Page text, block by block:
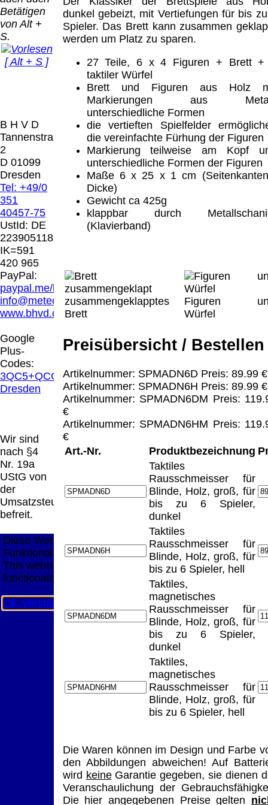
Betätigen
von Alt +
S.
[ Alt + S ]
B H V D
Tannenstrasse
2
D 01099
Dresden
Tel: +49/0
351
40457-75
UstId: DE
223905118
IK=591
420 965
PayPal:
paypal.me/blindenhilfsmittel
info@meteor.vision
www.bhvd.de
Google
Plus-
Codes:
3QC5+QCG
Dresden
Wir sind
nach §4
Nr. 19a
UStG von
der
Umsatzsteuer
befreit.
dunkel gebeizt, mit Vertiefungen für bis
Spieler. Das Brett kann zusammen
werden um Platz zu sparen.
27 Teile, 6 x 4 Figuren + Brett
taktiler Würfel
Brett und Figuren aus Holz
Markierungen aus
unterschiedliche Formen
die vertieften Spielfelder
die vereinfachte Fürhung der Figuren
Markierung teilweise am Kopf
unterschiedliche Formen der Figuren
Maße 6 x 25 x 1 cm
Dicke)
Gewicht ca 425g
klappbar durch
(Klavierband)
zusammengeklapptes
Brett
Figuren
Würfel
Preisübersicht / Bestellen
Artikelnummer: SPMADN6D Preis: 89.99 €
Artikelnummer: SPMADN6H Preis: 89.99 €
Artikelnummer: SPMADN6DM Preis:
€
Artikelnummer: SPMADN6HM Preis:
€
Art.-Nr.
Produktbezeichnung
Taktiles
Rausschmeisser für
Blinde, Holz, groß, für
bis zu 6 Spieler,
dunkel
Taktiles
Rausschmeisser für
Blinde, Holz, groß, für
bis zu 6 Spieler, hell
Taktiles,
magnetisches
Rausschmeisser für
Blinde, Holz, groß, für
bis zu 6 Spieler,
dunkel
Taktiles,
magnetisches
Rausschmeisser für
Blinde, Holz, groß, für
bis zu 6 Spieler, hell
Die Waren können im Design und Farbe
den Abbildungen abweichen! Auf
wird keineGarantie gegeben, sie dienen
Veranschaulichung der
Die hier angegebenen Preise gelten
Der Versand erfolgt
als versichertes
Paket.
Selbstabholung
vom Büro oder
Ausstellungen:
0.00 €
Versandart
erhalten Sie per
Email z.B. einen
und die
Rechnung /
Lieferschein. Sie
erhalten also
keinen
Datenträger.
Die in diesem Dokument genannten
Warenzeichen sind Eigentum der jeweiligen
Firmen. Preisänderungen, Irrtümer und
technische Änderungen vorbehalten.
letzte Änderung: 10. März 2026 Blinden
Hilfsmittel Vertrieb Dresden,
Mit einem Urteil vom 12.05.1998 - 312 O
85/98 - Haftung für Links hat das Landgericht
Hamburg entschieden, dass man durch die
Anbringung eines Links, die Inhalte der
gelinkten Seite ggf. mit zu verantworten hat.
Dieses kann nur dadurch verhindert werden,
dass man sich ausdrücklich von diesen
Inhalten distanziert. Hiermit distanzieren wir
uns ausdrücklich von allen Inhalten, aller
gelinkten Seiten auf unserer Homepage und
machen uns diese Inhalte nicht zu eigen.
Diese Erklärung gilt für alle auf unserer
Homepage angebrachten Links.
Die Europäische Kommission stellt eine
Plattform zur Online-Streitbeilegung (OS)
bereit. Die Plattform finden Sie unter
http://ec.europa.eu/consumers/odr/Unsere E-
Mailadresse lautet:
info@meteor.vision
Seitenanfang
AGB Widerruf
Datenschutz
Urheberrechte Kontakt Links
Katalog (PDF) Sitemap
2026
[ 7617 ]
große Anzeige
Diese Website nutzt Cookies, um bestmögliche
Funktionalität bieten zu können.
This website uses cookies to provide the best possible
functionality.
Ok, verstanden